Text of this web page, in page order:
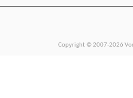
Copyright © 2007-2026